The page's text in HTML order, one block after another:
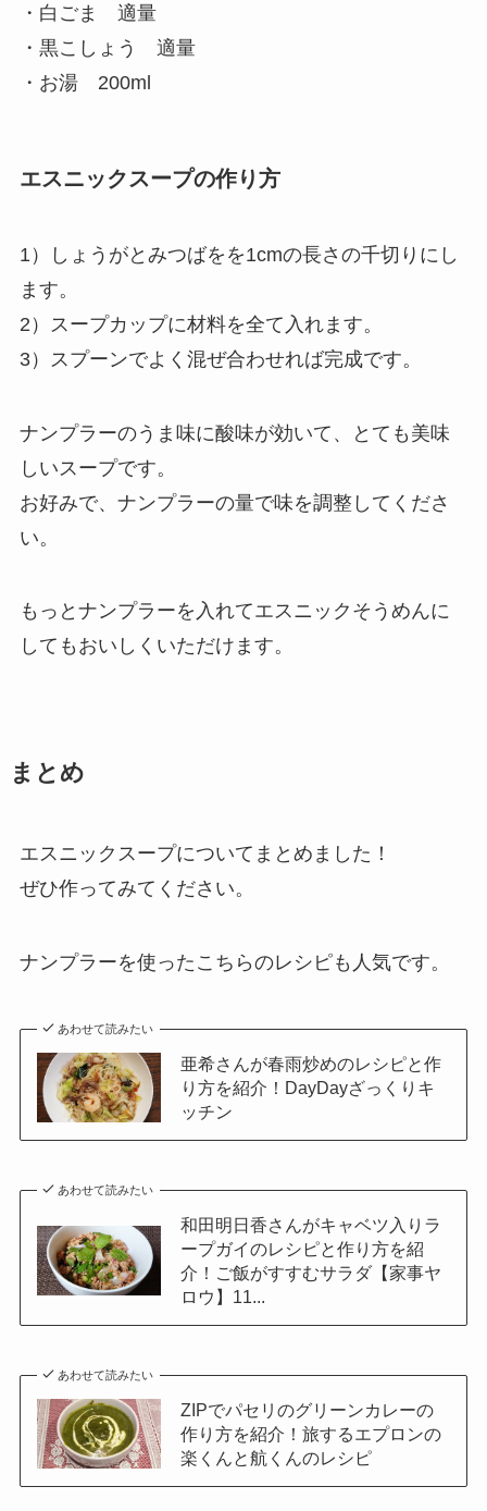
・白ごま 適量
・黒こしょう 適量
・お湯 200ml
エスニックスープの作り方
1）しょうがとみつばをを1cmの長さの千切りにし
ます。
2）スープカップに材料を全て入れます。
3）スプーンでよく混ぜ合わせれば完成です。
ナンプラーのうま味に酸味が効いて、とても美味
しいスープです。
お好みで、ナンプラーの量で味を調整してくださ
い。
もっとナンプラーを入れてエスニックそうめんに
してもおいしくいただけます。
まとめ
エスニックスープについてまとめました！
ぜひ作ってみてください。
ナンプラーを使ったこちらのレシピも人気です。
あわせて読みたい
亜希さんが春雨炒めのレシピと作
り方を紹介！DayDayざっくりキ
ッチン
あわせて読みたい
和田明日香さんがキャベツ入りラ
ープガイのレシピと作り方を紹
介！ご飯がすすむサラダ【家事ヤ
ロウ】11...
あわせて読みたい
ZIPでパセリのグリーンカレーの
作り方を紹介！旅するエプロンの
楽くんと航くんのレシピ